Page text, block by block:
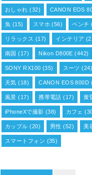
おしゃれ (32) CANON EOS
魚 (15) スマホ (56) ベンチ
リラックス (17) インテリア
南国 (17) Nikon D800E (442)
SONY RX100 (35) スーツ (24)
天気 (18) CANON EOS 800D
風景 (17) 携帯電話 (17) 黄
iPhoneXで撮影 (38) カフェ
カップル (20) 男性 (52) 美
スマートフォン (35)